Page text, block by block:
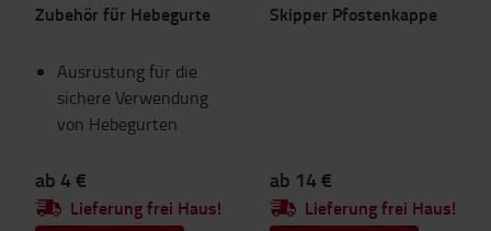
Zubehör für Hebegurte
Ausrüstung für die
sichere Verwendung
von Hebegurten
ab 4 €
Lieferung frei Haus!
Skipper Pfostenkappe
ab 14 €
Lieferung frei Haus!